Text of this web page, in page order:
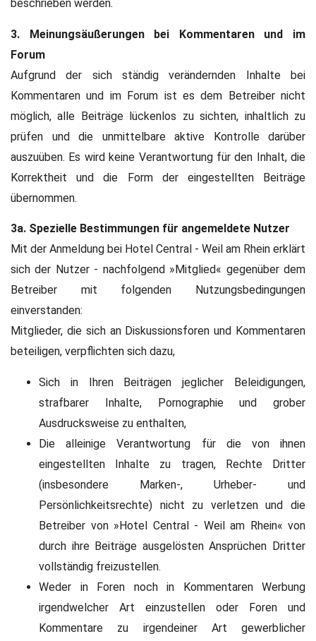
beschrieben werden.
3. Meinungsäußerungen bei Kommentaren und im
Forum
Aufgrund der sich ständig verändernden Inhalte bei
Kommentaren und im Forum ist es dem Betreiber nicht
möglich, alle Beiträge lückenlos zu sichten, inhaltlich zu
prüfen und die unmittelbare aktive Kontrolle darüber
auszuüben. Es wird keine Verantwortung für den Inhalt, die
Korrektheit und die Form der eingestellten Beiträge
übernommen.
3a. Spezielle Bestimmungen für angemeldete Nutzer
Mit der Anmeldung bei Hotel Central - Weil am Rhein erklärt
sich der Nutzer - nachfolgend »Mitglied« gegenüber dem
Betreiber mit folgenden Nutzungsbedingungen
einverstanden:
Mitglieder, die sich an Diskussionsforen und Kommentaren
beteiligen, verpflichten sich dazu,
Sich in Ihren Beiträgen jeglicher Beleidigungen,
strafbarer Inhalte, Pornographie und grober
Ausdrucksweise zu enthalten,
Die alleinige Verantwortung für die von ihnen
eingestellten Inhalte zu tragen, Rechte Dritter
(insbesondere Marken-, Urheber- und
Persönlichkeitsrechte) nicht zu verletzen und die
Betreiber von »Hotel Central - Weil am Rhein« von
durch ihre Beiträge ausgelösten Ansprüchen Dritter
vollständig freizustellen.
Weder in Foren noch in Kommentaren Werbung
irgendwelcher Art einzustellen oder Foren und
Kommentare zu irgendeiner Art gewerblicher